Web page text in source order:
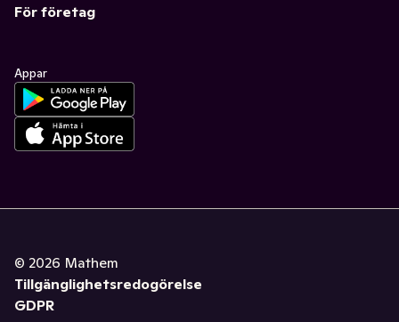
För företag
Appar
© 2026 Mathem
Tillgänglighetsredogörelse
GDPR